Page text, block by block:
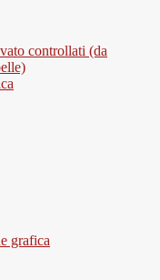
controllati (da
grafica